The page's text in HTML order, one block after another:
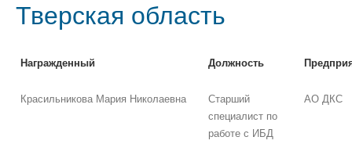
Тверская область
Награжденный Должность
Красильникова Мария Николаевна
Старший
специалист по
работе с ИБД
АО ДКС